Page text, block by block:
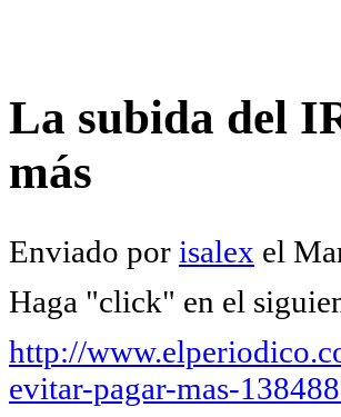
La subida del
más
Enviado por isalex el
Haga "click" en el
http://
evitar-pagar-mas-